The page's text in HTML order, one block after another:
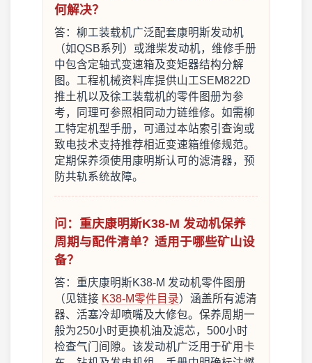
何解决？
答：柳工装载机广泛配套康明斯发动机
（如QSB系列）或潍柴发动机，维修手册
中包含定轴式变速箱及变矩器结构分解
图。工程机械资料库提供山工SEM822D
推土机以及徐工装载机的零件图册为参
考，同理可参照相同动力链维修。如需柳
工特定机型手册，可通过本站索引查询或
致电技术支持推荐相近变速箱维修规范。
定期保养须使用康明斯认可的滤清器，预
防共轨系统故障。
问：重庆康明斯K38-M 发动机保养
周期与配件清单？适用于哪些矿山设
备？
答：重庆康明斯K38-M 发动机零件图册
（见链接 K38-M零件目录）涵盖所有滤清
器、活塞冷却喷嘴及大修包。保养周期一
般为250小时更换机油及滤芯，500小时
检查气门间隙。该发动机广泛用于矿用卡